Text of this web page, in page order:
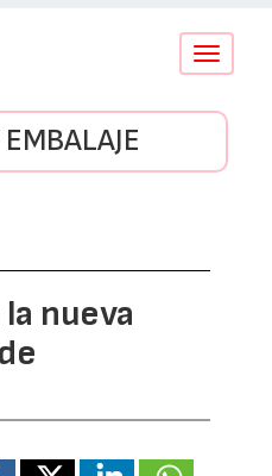
Conmutar
nueva